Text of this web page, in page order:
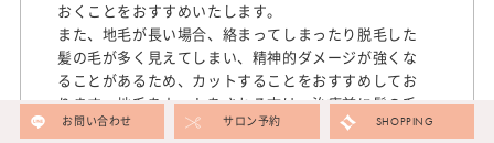
お問い合わせ サロン予約 SHOPPING
おくことをおすすめいたします。
また、地毛が長い場合、絡まってしまったり脱毛した
髪の毛が多く見えてしまい、精神的ダメージが強くな
ることがあるため、カットすることをおすすめしてお
ります。地毛をカットをされる方は、治療前に髪の毛
を切られたタイミングで着用すると今までのスタイル